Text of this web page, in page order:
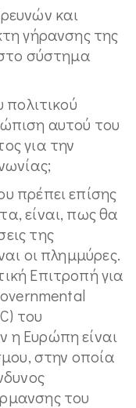
και
γήρανσης της
σύστημα
πολιτικού
αυτού του
για την
πρέπει επίσης
είναι, πως θα
της
οι πλημμύρες.
Επιτροπή για
του
Ευρώπη είναι
στην οποία
του